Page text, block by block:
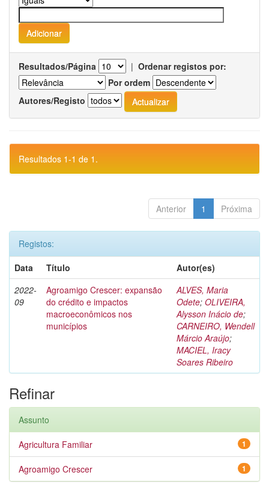
Resultados/Página | Ordenar registos por:
Por ordem
Autores/Registo
Resultados 1-1 de 1.
Anterior 1 Próxima
Registos:
Data
Título
Autor(es)
2022-
09
Agroamigo Crescer: expansão
do crédito e impactos
macroeconômicos nos
municípios
ALVES, Maria
Odete; OLIVEIRA,
Alysson Inácio de;
CARNEIRO, Wendell
Márcio Araújo;
MACIEL, Iracy
Soares Ribeiro
Refinar
Assunto
1
Agricultura Familiar
1
Agroamigo Crescer